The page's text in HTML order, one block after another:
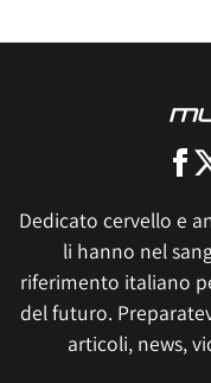
Dedicato cervello e
li hanno nel
riferimento italiano
del futuro.
articoli, news,